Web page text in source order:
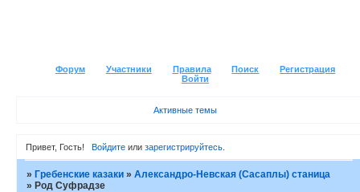
Форум Участники Правила Поиск
Регистрация
Войти
Активные темы
Привет, Гость! Войдитеили зарегистрируйтесь.
»Гребенские казаки »Александро-Невская (Сасаплы) станица
»Род Суфрадзе